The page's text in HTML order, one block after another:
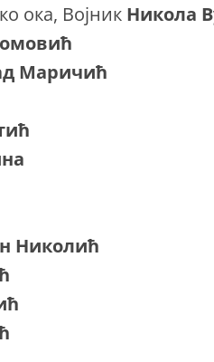
ока, Војник Никола
Маричић
Николић